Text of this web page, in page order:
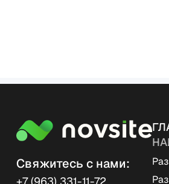
Свяжитесь с нами: